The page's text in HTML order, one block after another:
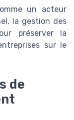
un acteur
la gestion des
préserver la
sur le
de